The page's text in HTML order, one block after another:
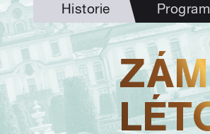
Historie Program